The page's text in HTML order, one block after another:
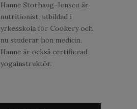
Hanne Storhaug-Jensen är
nutritionist, utbildad i
yrkesskola för Cookery och
nu studerar hon medicin.
Hanne är också certifierad
yogainstruktör.